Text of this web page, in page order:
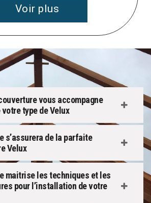
Voir plus
vous accompagne
type de Velux
s’assurera de la parfaite
Velux
maitrise les techniques et les
pour l’installation de votre